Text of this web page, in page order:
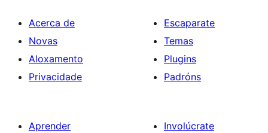
Acerca de
Novas
Aloxamento
Privacidade
Escaparate
Temas
Plugins
Padróns
Aprender
Involúcrate